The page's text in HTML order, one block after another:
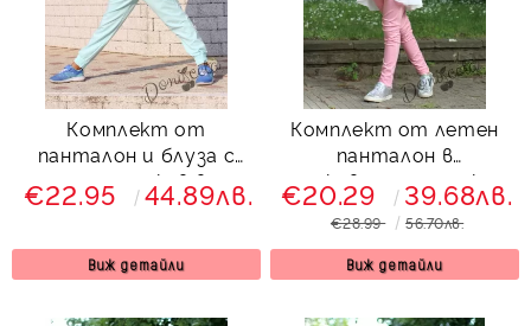
Комплект от
панталон и блуза с
дълъг ръкав в
тюркоаз/мента
€22.95 44.89лв.
Виж детайли
Комплект от летен
панталон в
прасковено с туника с
орхидеи
€20.29 39.68лв.
€28.99 56.70лв.
Виж детайли